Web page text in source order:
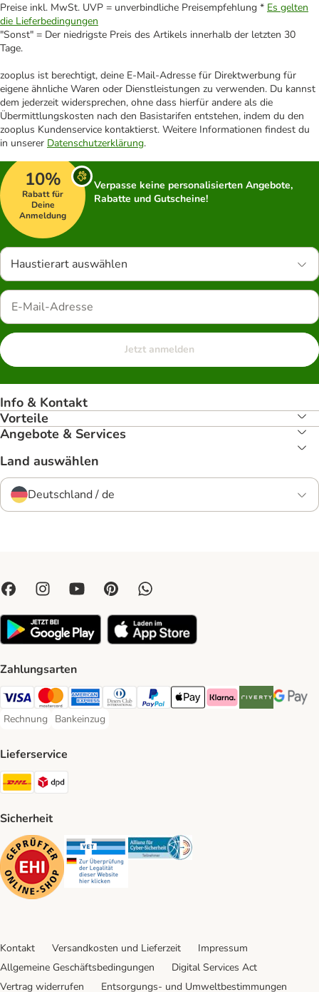
Preise inkl. MwSt. UVP = unverbindliche Preisempfehlung * Es gelten
die Lieferbedingungen
"Sonst" = Der niedrigste Preis des Artikels innerhalb der letzten 30
Tage.
zooplus ist berechtigt, deine E-Mail-Adresse für Direktwerbung für
eigene ähnliche Waren oder Dienstleistungen zu verwenden. Du kannst
dem jederzeit widersprechen, ohne dass hierfür andere als die
Übermittlungskosten nach den Basistarifen entstehen, indem du den
zooplus Kundenservice kontaktierst. Weitere Informationen findest du
in unserer Datenschutzerklärung.
10%
Rabatt für
Deine
Anmeldung
Verpasse keine personalisierten Angebote,
Rabatte und Gutscheine!
Haustierart auswählen
Jetzt anmelden
Info & Kontakt
Vorteile
Angebote & Services
Land auswählen
Deutschland / de
Zahlungsarten
Visa Payment Method
Mastercard Payment Method
American Express Payment Method
Diners Club Payment Method
PayPal Payment Method
Apple Pay Payment Method
Klarna Payment Method
Riverty Payment
Google
Rechnung
Rechnung Payment Method
Bankeinzug
Bankeinzug Payment Method
Lieferservice
DHL Shipping Method
Sicherheit
Security Security Security
Kontakt Versandkosten und Lieferzeit
Impressum
Allgemeine Geschäftsbedingungen
Digital Services Act
Vertrag widerrufen
Entsorgungs- und Umweltbestimmungen